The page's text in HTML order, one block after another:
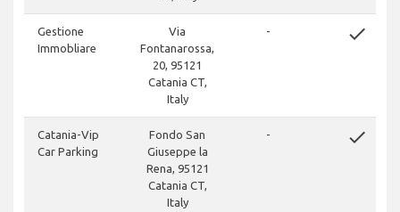
Gestione
Immobliare
Via
Fontanarossa,
20, 95121
Catania CT,
Italy
- done
Catania-Vip
Car Parking
Fondo San
Giuseppe la
Rena, 95121
Catania CT,
Italy
- done